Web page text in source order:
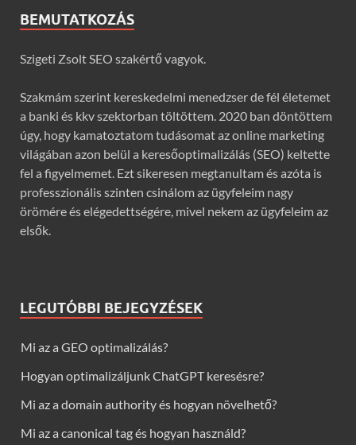
BEMUTATKOZÁS
Szigeti Zsolt SEO szakértő vagyok.
Szakmám szerint kereskedelmi menedzser de fél életemet
a banki és kkv szektorban töltöttem. 2020 ban döntöttem
úgy, hogy kamatoztatom tudásomat az online marketing
világában azon belül a keresőoptimalizálás (SEO) keltette
fel a figyelmemet. Ezt sikeresen megtanultam és azóta is
professzionális szinten csinálom az ügyfeleim nagy
örömére és elégedettségére, mivel nekem az ügyfeleim az
elsők.
LEGUTÓBBI BEJEGYZÉSEK
Mi az a GEO optimalizálás?
Hogyan optimalizáljunk ChatGPT keresésre?
Mi az a domain authority és hogyan növelhető?
Mi az a canonical tag és hogyan használd?